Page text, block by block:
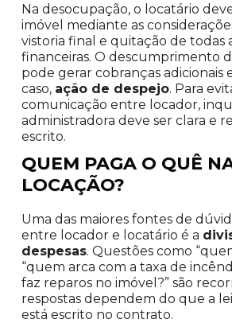
Na desocupação, o locatário
imóvel mediante as
vistoria final e quitação de todas
financeiras. O descumprimento
pode gerar cobranças adicionais
caso, ação de despejo. Para
comunicação entre locador,
administradora deve ser clara e
escrito.
QUEM PAGA O QUÊ
LOCAÇÃO?
Uma das maiores fontes de
entre locador e locatário é a
despesas. Questões como
“quem arca com a taxa de
faz reparos no imóvel?” são
respostas dependem do que a
está escrito no contrato.